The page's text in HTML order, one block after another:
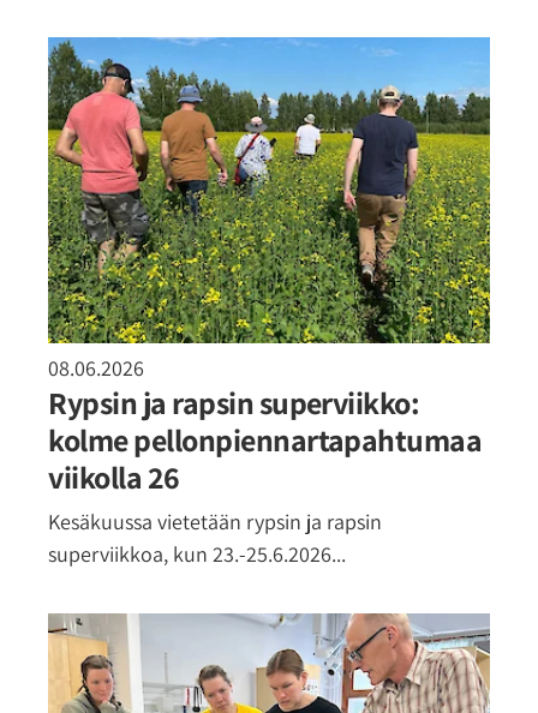
08.06.2026
Rypsin ja rapsin superviikko:
kolme pellonpiennartapahtumaa
viikolla 26
Kesäkuussa vietetään rypsin ja rapsin
superviikkoa, kun 23.-25.6.2026...